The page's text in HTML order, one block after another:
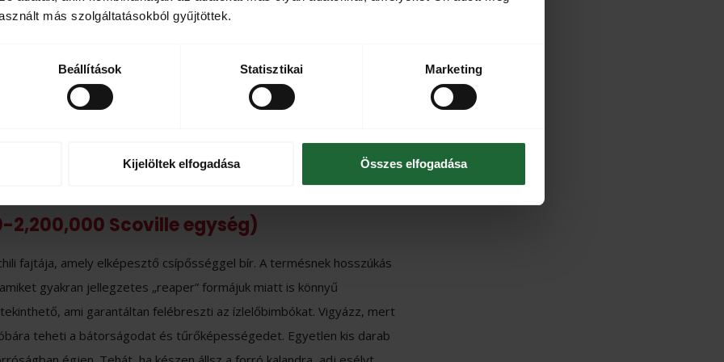
más szolgáltatásokból gyűjtöttek.
Beállítások Statisztikai Marketing
Kijelöltek elfogadása Összes elfogadása
egység):
tartozik, amelyet számos ételhez felhasználnak. Az erőssége
egységet is elérheti.
Scoville egység):
fajta, amely az ínyencek számára kihívást jelenthet. Az erőssége
2,200,000 Scoville egység)
fajtája, amely elképesztő csípősséggel bír. A termésnek hosszúkás
gyakran jellegzetes „reaper” formájuk miatt is könnyű
ami garantáltan felébreszti az ízlelőbimbókat. Vigyázz, mert
teheti a bátorságodat és tűrőképességedet. Egyetlen kis darab